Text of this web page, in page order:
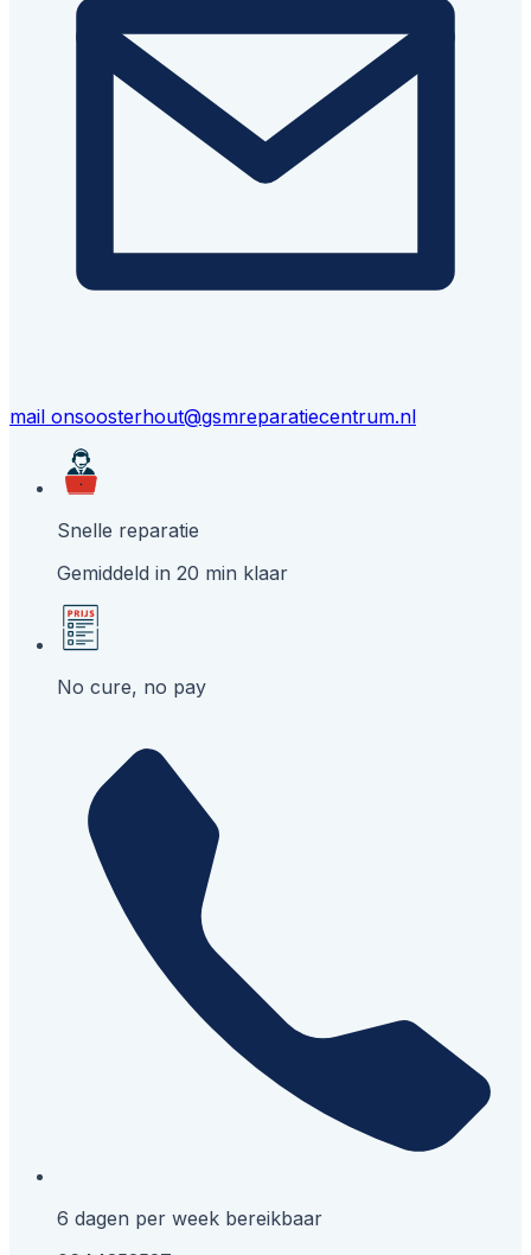
mail onsoosterhout@gsmreparatiecentrum.nl
Snelle reparatie
Gemiddeld in 20 min klaar
No cure, no pay
6 dagen per week bereikbaar